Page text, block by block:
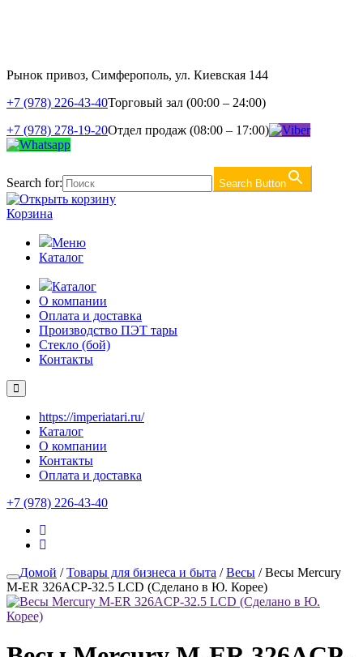
Рынок привоз, Симферополь, ул. Киевская 144
+7 (978) 226-43-40Торговый зал (00:00 – 24:00)
+7 (978) 278-19-20Отдел продаж (08:00 – 17:00)
Search for: Search Button
Корзина
Меню
Каталог
Каталог
О компании
Оплата и доставка
Производство ПЭТ тары
Стекло (бой)
Контакты
https://imperiatari.ru/
Каталог
О компании
Контакты
Оплата и доставка
+7 (978) 226-43-40
Домой /Товары для бизнеса и быта /Весы / Весы Mercury
M-ER 326ACP-32.5 LCD (Сделано в Ю. Корее)